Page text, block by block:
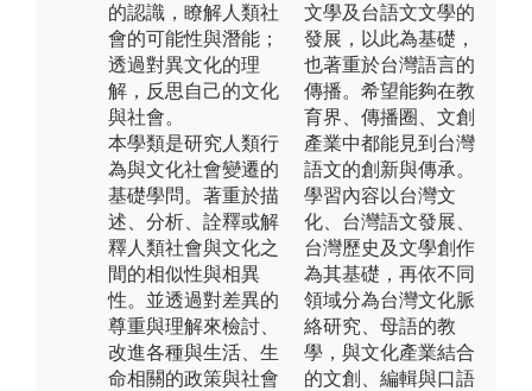
的認識，瞭解人類社
會的可能性與潛能；
透過對異文化的理
解，反思自己的文化
與社會。
本學類是研究人類行
為與文化社會變遷的
基礎學問。著重於描
述、分析、詮釋或解
釋人類社會與文化之
間的相似性與相異
性。並透過對差異的
尊重與理解來檢討、
改進各種與生活、生
命相關的政策與社會
文學及台語文文學的
發展，以此為基礎，
也著重於台灣語言的
傳播。希望能夠在教
育界、傳播圈、文創
產業中都能見到台灣
語文的創新與傳承。
學習內容以台灣文
化、台灣語文發展、
台灣歷史及文學創作
為其基礎，再依不同
領域分為台灣文化脈
絡研究、母語的教
學，與文化產業結合
的文創、編輯與口語